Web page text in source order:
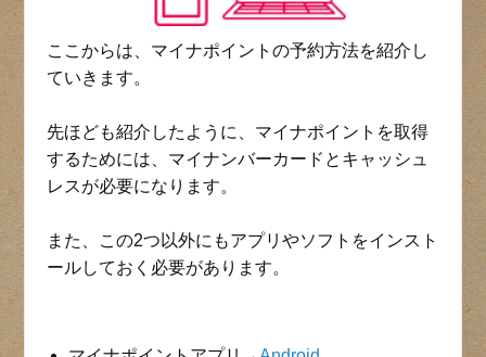
ここからは、マイナポイントの予約方法を紹介し
ていきます。
先ほども紹介したように、マイナポイントを取得
するためには、マイナンバーカードとキャッシュ
レスが必要になります。
また、この2つ以外にもアプリやソフトをインスト
ールしておく必要があります。